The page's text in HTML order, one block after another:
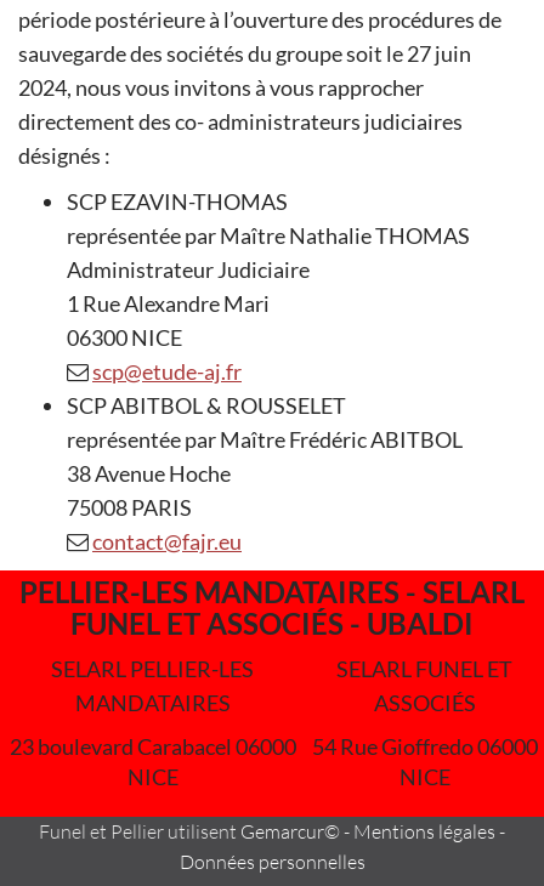
période postérieure à l’ouverture des procédures de
sauvegarde des sociétés du groupe soit le 27 juin
2024, nous vous invitons à vous rapprocher
directement des co- administrateurs judiciaires
désignés :
SCP EZAVIN-THOMAS
représentée par Maître Nathalie THOMAS
Administrateur Judiciaire
1 Rue Alexandre Mari
06300 NICE
scp@etude-aj.fr
SCP ABITBOL & ROUSSELET
représentée par Maître Frédéric ABITBOL
38 Avenue Hoche
75008 PARIS
contact@fajr.eu
PELLIER-LES MANDATAIRES - SELARL
FUNEL ET ASSOCIÉS - UBALDI
SELARL PELLIER-LES
MANDATAIRES
23 boulevard Carabacel 06000
NICE
SELARL FUNEL ET
ASSOCIÉS
54 Rue Gioffredo 06000
NICE
Funel et Pellier utilisent Gemarcur©- Mentions légales -
Données personnelles